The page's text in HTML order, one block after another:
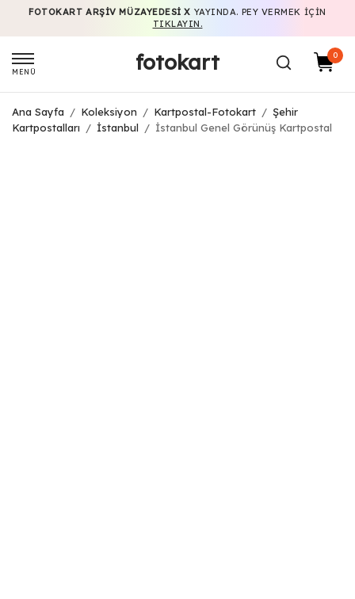
FOTOKART ARŞIV MÜZAYEDESI X YAYINDA. PEY VERMEK IÇIN
TIKLAYIN.
MENÜ fotokart 0
Ana Sayfa / Koleksiyon / Kartpostal-Fotokart / Şehir
Kartpostalları
/ İstanbul / İstanbul Genel Görünüş Kartpostal